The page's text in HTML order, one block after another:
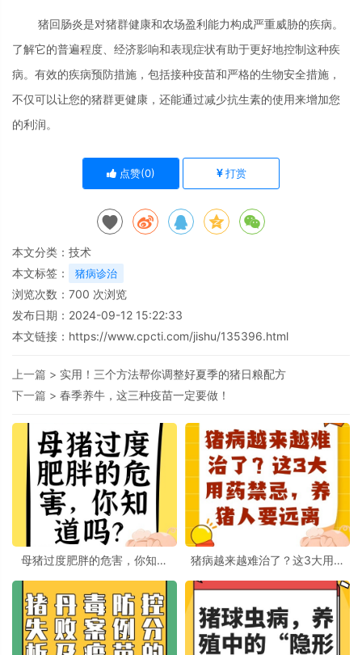
猪回肠炎是对猪群健康和农场盈利能力构成严重威胁的疾病。
了解它的普遍程度、经济影响和表现症状有助于更好地控制这种疾
病。有效的疾病预防措施，包括接种疫苗和严格的生物安全措施，
不仅可以让您的猪群更健康，还能通过减少抗生素的使用来增加您
的利润。
点赞(0) 打赏
本文分类： 技术
本文标签：
猪病诊治
浏览次数： 700 次浏览
发布日期：2024-09-12 15:22:33
本文链接： https://www.cpcti.com/jishu/135396.html
上一篇 > 实用！三个方法帮你调整好夏季的猪日粮配方
下一篇 > 春季养牛，这三种疫苗一定要做！
母猪过度肥胖的危害，你知道
猪病越来越难治了？这3大用药